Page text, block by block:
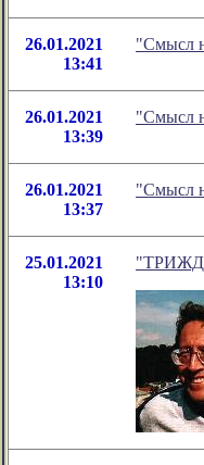
26.01.2021
13:41
"Смысл
26.01.2021
13:39
"Смысл
26.01.2021
13:37
"Смысл
25.01.2021
13:10